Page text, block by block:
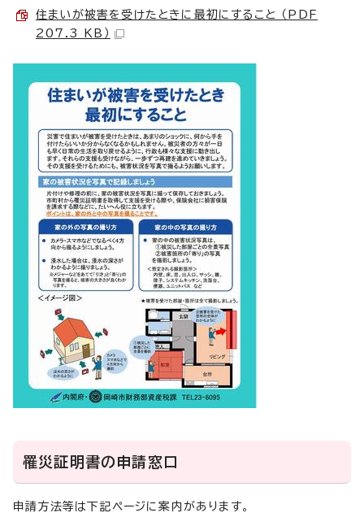
住まいが被害を受けたときに最初にすること （PDF
207.3 KB）
罹災証明書の申請窓口
申請方法等は下記ページに案内があります。